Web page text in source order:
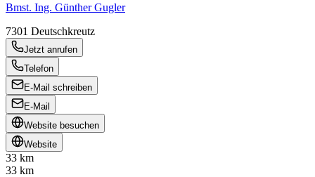
Bmst. Ing. Günther Gugler
7301 Deutschkreutz
Jetzt anrufen
Telefon
E-Mail schreiben
E-Mail
Website besuchen
Website
33 km
33 km